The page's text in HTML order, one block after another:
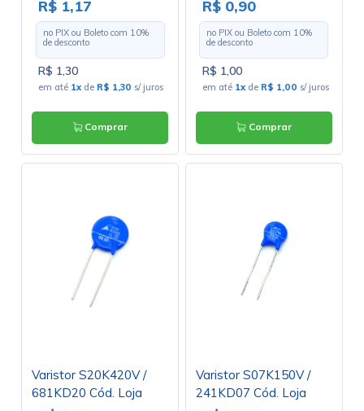
R$ 1,17
no PIX ou Boleto com 10%
de desconto
R$ 1,30
em até 1x de R$ 1,30 s/ juros
Comprar
R$ 0,90
no PIX ou Boleto com 10%
de desconto
R$ 1,00
em até 1x de R$ 1,00 s/ juros
Comprar
Varistor S20K420V /
681KD20 Cód. Loja
Varistor S07K150V /
241KD07 Cód. Loja